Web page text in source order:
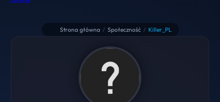
Strona główna / Społeczność / Killer_PL